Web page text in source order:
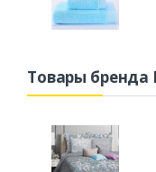
Товары бренда